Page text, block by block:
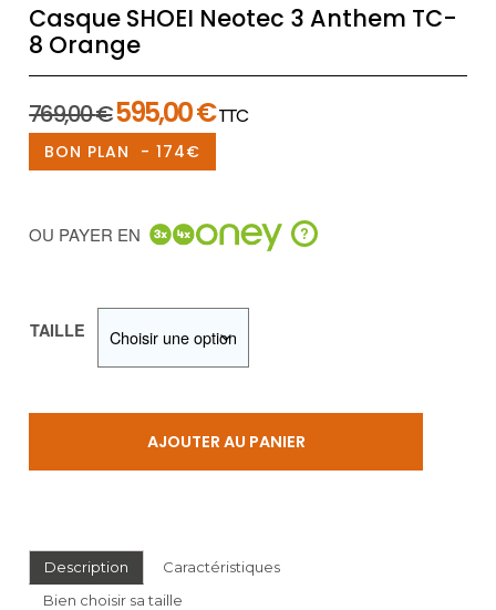
Casque SHOEI Neotec 3 Anthem TC-
8 Orange
769,00€Le
prix
initial
769,00 €.
595,00€Le
prix
actuel
595,00 €.
TTC
BON PLAN - 174€
OU PAYER EN ?
TAILLE
AJOUTER AU PANIER
Description
Caractéristiques
Bien choisir sa taille